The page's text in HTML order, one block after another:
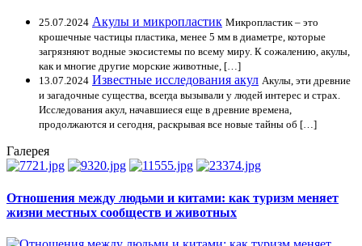
25.07.2024 Акулы и микропластик Микропластик – это
крошечные частицы пластика, менее 5 мм в диаметре, которые
загрязняют водные экосистемы по всему миру. К сожалению, акулы,
как и многие другие морские животные, […]
13.07.2024 Известные исследования акул Акулы, эти древние
и загадочные существа, всегда вызывали у людей интерес и страх.
Исследования акул, начавшиеся еще в древние времена,
продолжаются и сегодня, раскрывая все новые тайны об […]
Галерея
Отношения между людьми и китами: как туризм меняет
жизни местных сообществ и животных